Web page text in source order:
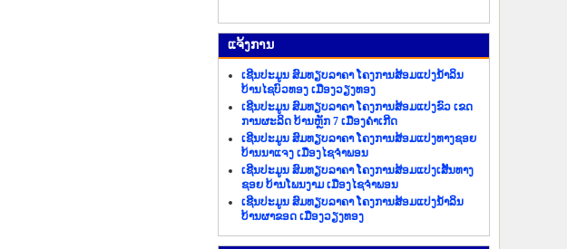
ແຈ້ງ​ການ
ເຊີນປະມູນ ສົມທຽບລາຄາ ໂຄງການສ້ອມແປງນ້ຳລິນ
ບ້ານໄຊບົວທອງ ເມືອງວຽງທອງ
ເຊີນປະມູນ ສົມທຽບລາຄາ ໂຄງການສ້ອມແປງຂົວ ເຂດ
ການຜະລິດ ບ້ານຫຼັກ 7 ເມືອງຄຳເກີດ
ເຊີນປະມູນ ສົມທຽບລາຄາ ໂຄງການສ້ອມແປງທາງຊອຍ
ບ້ານນາແຈງ ເມືອງໄຊຈຳພອນ
ເຊີນປະມູນ ສົມທຽບລາຄາ ໂຄງການສ້ອມແປງເສັ້ນທາງ
ຊອຍ ບ້ານໂພນງາມ ເມືອງໄຊຈຳພອນ
ເຊີນປະມູນ ສົມທຽບລາຄາ ໂຄງການສ້ອມແປງນ້ຳລິນ
ບ້ານຜາຂອດ ເມືອງວຽງທອງ